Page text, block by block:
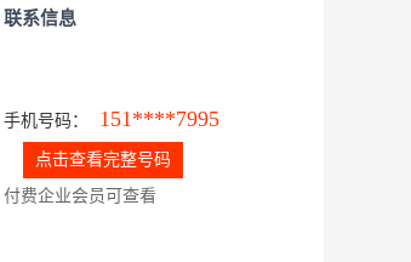
联系信息
手机号码： 151****7995
点击查看完整号码
付费企业会员可查看